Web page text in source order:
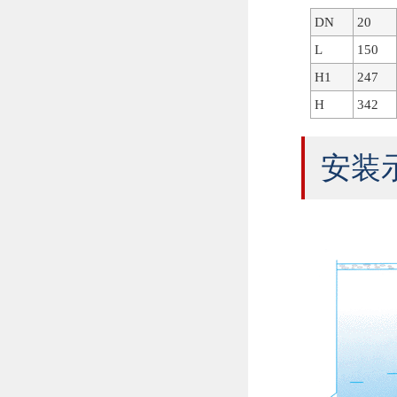
DN
20
L
150
H1
247
H
342
安装